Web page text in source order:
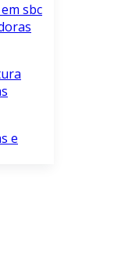
sbc
e